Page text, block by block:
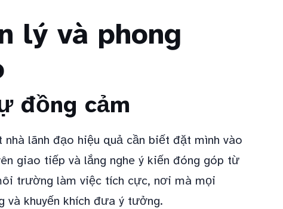
lý và phong
đồng cảm
lãnh đạo hiệu quả cần biết đặt mình vào
giao tiếp và lắng nghe ý kiến đóng góp từ
trường làm việc tích cực, nơi mà mọi
khuyến khích đưa ý tưởng.